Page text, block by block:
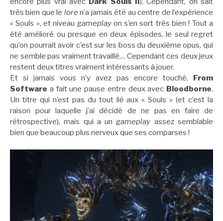
très bien que le lore n’a jamais été au centre de l’expérience
« Souls », et niveau gameplayon s’en sort très bien ! Tout a
été amélioré ou presque en deux épisodes, le seul regret
qu’on pourrait avoir c’est sur les boss du deuxième opus, qui
ne semble pas vraiment travaillé… Cependant ces deux jeux
restent deux titres vraiment intéressants à jouer.
Et si jamais vous n’y avez pas encore touché, From
Software a fait une pause entre deux avec Bloodborne.
Un titre qui n’est pas du tout lié aux « Souls » (et c’est la
raison pour laquelle j’ai décidé de ne pas en faire de
rétrospective), mais qui a ungameplay assez semblable
bien que beaucoup plus nerveux que ses comparses !